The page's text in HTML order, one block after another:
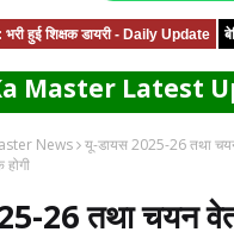
हुई शिक्षक डायरी - Daily Update
Master Latest
News यू-डायस 2025-26 तथा
26 तथा चयन